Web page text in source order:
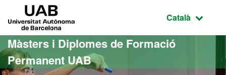
Ves al contingut principal
Ves a la navegació de la pàgina
Idioma
Català
Màsters i Diplomes de Formació
Permanent UAB